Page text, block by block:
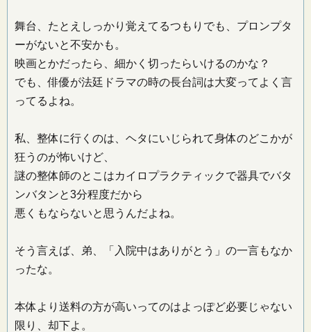
舞台、たとえしっかり覚えてるつもりでも、プロンプタ
ーがないと不安かも。
映画とかだったら、細かく切ったらいけるのかな？
でも、俳優が法廷ドラマの時の長台詞は大変ってよく言
ってるよね。
私、整体に行くのは、ヘタにいじられて身体のどこかが
狂うのが怖いけど、
謎の整体師のとこはカイロプラクティックで器具でバタ
ンバタンと3分程度だから
悪くもならないと思うんだよね。
そう言えば、弟、「入院中はありがとう」の一言もなか
ったな。
本体より送料の方が高いってのはよっぽど必要じゃない
限り、却下よ。